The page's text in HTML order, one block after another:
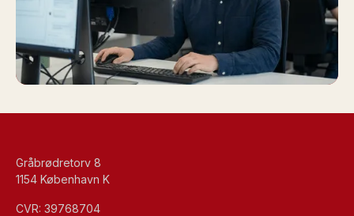
Gråbrødretorv 8
1154 København K
CVR: 39768704